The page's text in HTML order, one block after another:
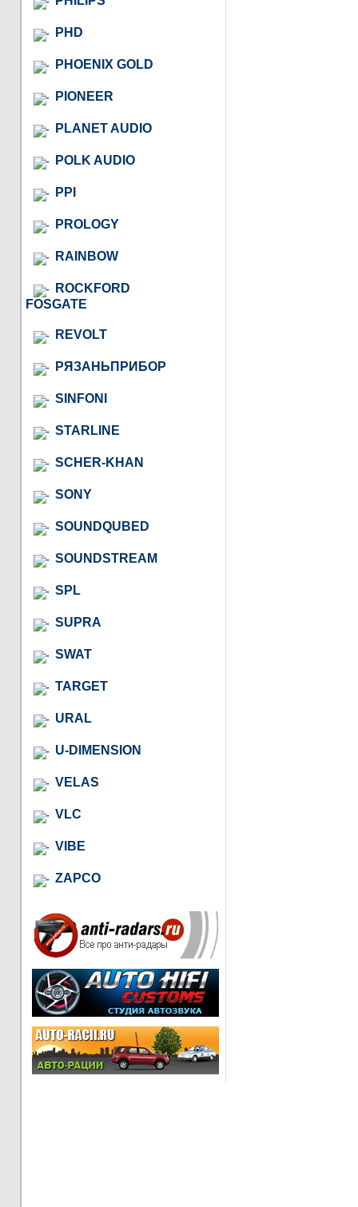
PHD
PHOENIX GOLD
PIONEER
PLANET AUDIO
POLK AUDIO
PPI
PROLOGY
RAINBOW
ROCKFORD
FOSGATE
REVOLT
РЯЗАНЬПРИБОР
SINFONI
STARLINE
SCHER-KHAN
SONY
SOUNDQUBED
SOUNDSTREAM
SPL
SUPRA
SWAT
TARGET
URAL
U-DIMENSION
VELAS
VLC
VIBE
ZAPCO